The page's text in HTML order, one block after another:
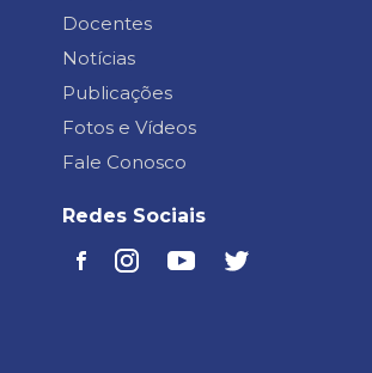
Docentes
Notícias
Publicações
Fotos e Vídeos
Fale Conosco
Redes Sociais